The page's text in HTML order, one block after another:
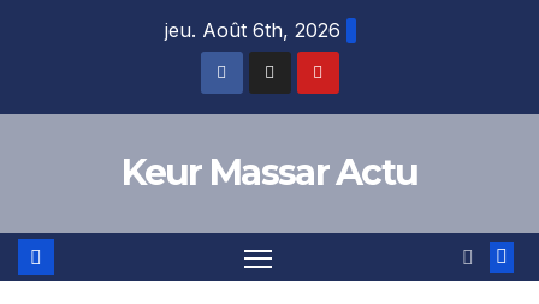
jeu. Août 6th, 2026
Keur Massar Actu